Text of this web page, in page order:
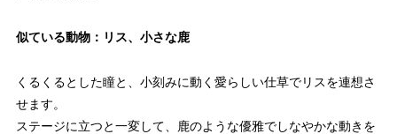
似ている動物：リス、小さな鹿
くるくるとした瞳と、小刻みに動く愛らしい仕草でリスを連想さ
せます。
ステージに立つと一変して、鹿のような優雅でしなやかな動きを